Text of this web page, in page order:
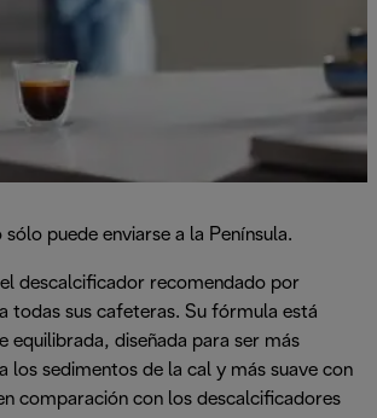
puede enviarse a la Península.
el descalcificador recomendado por
todas sus cafeteras. Su fórmula está
equilibrada, diseñada para ser más
los sedimentos de la cal y más suave con
comparación con los descalcificadores